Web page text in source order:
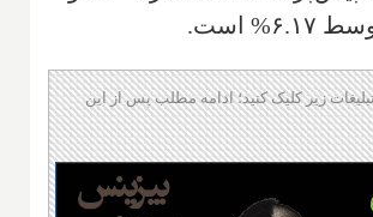
است.
زیر کلیک کنید؛ ادامه مطلب پس از این